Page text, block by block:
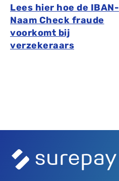
Lees hier hoe de IBAN-
Naam Check fraude
voorkomt bij
verzekeraars